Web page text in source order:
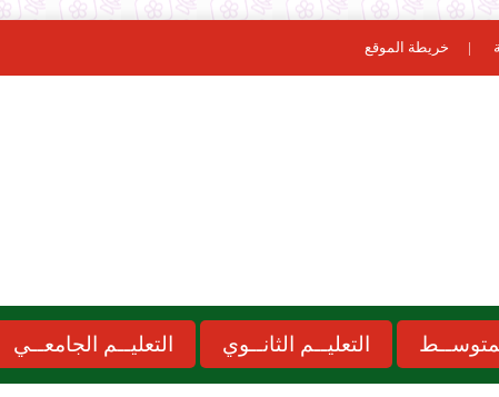
خريطة الموقع
التعليــم الثانــوي التعليــم الجامعــي